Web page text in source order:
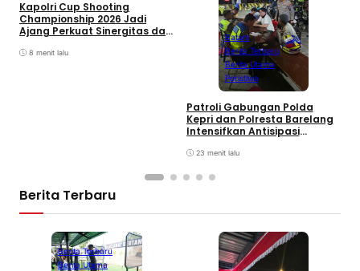
Kapolri Cup Shooting
Championship 2026 Jadi
Ajang Perkuat Sinergitas dan
8 menit lalu
Batam
Berita Terbaru
Berita Utama
Peristiwa
Patroli Gabungan Polda
Kepri dan Polresta Barelang
Intensifkan Antisipasi
Balap Liar
23 menit lalu
Berita Terbaru
Berita Terbaru
Berita Utama